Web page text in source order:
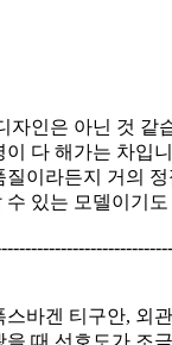
자인은 아닌 것 같
다 해가는 차입
이라든지 거의 정
있는 모델이기도
바겐 티구안, 외